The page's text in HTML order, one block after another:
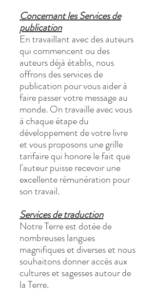
Concernant les Services de
publication
En travaillant avec des auteurs
qui commencent ou des
auteurs déjà établis, nous
offrons des services de
publication pour vous aider à
faire passer votre message au
monde. On travaille avec vous
à chaque étape du
développement de votre livre
et vous proposons une grille
tarifaire qui honore le fait que
l'auteur puisse recevoir une
excellente rémunération pour
son travail.
Services de traduction
Notre Terre est dotée de
nombreuses langues
magnifiques et diverses et nous
souhaitons donner accès aux
cultures et sagesses autour de
la Terre.